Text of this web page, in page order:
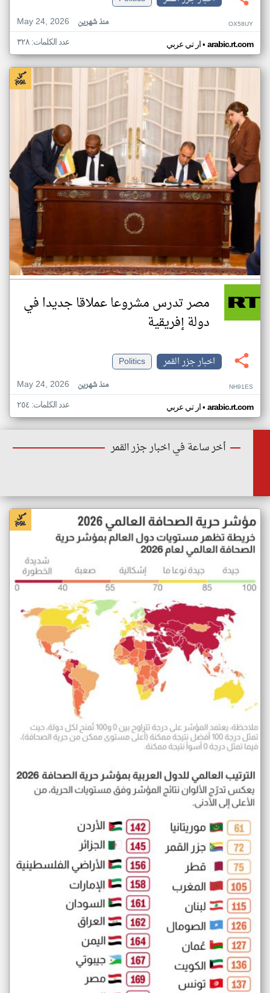
May 24, 2026
منذ شهرين OX58UY
ار تي عربي• arabic.rt.com عدد الكلمات: ٣٢٨
مصر تدرس مشروعا عملاقا جديدا في
دولة إفريقية
اخبار جزر القمر
Politics
May 24, 2026
منذ شهرين NH91ES
ار تي عربي• arabic.rt.com عدد الكلمات: ٢٥٤
أخر ساعة في اخبار جزر القمر